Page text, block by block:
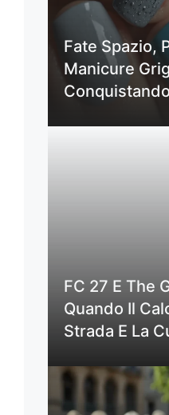
Fate Spazio,
Manicure
FC 27 E The
Quando Il
Strada E La